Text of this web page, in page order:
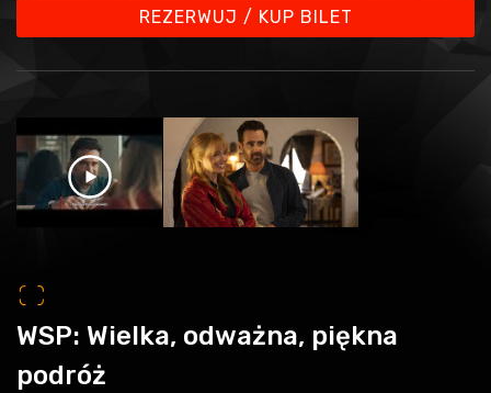
REZERWUJ / KUP BILET
o
WSP: Wielka, odważna, piękna
podróż